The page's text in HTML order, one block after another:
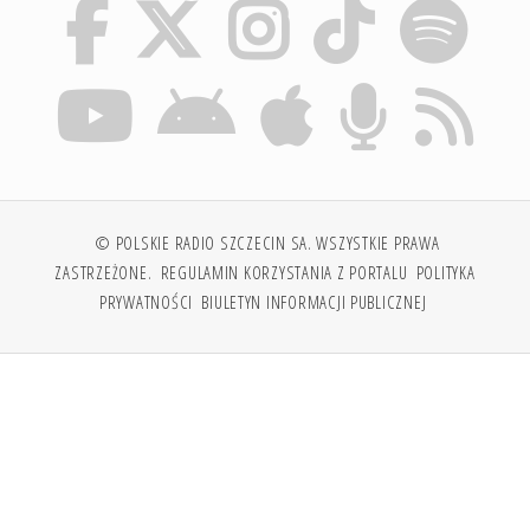
© POLSKIE RADIO SZCZECIN SA. WSZYSTKIE PRAWA
ZASTRZEŻONE. REGULAMIN KORZYSTANIA Z PORTALU POLITYKA
PRYWATNOŚCI BIULETYN INFORMACJI PUBLICZNEJ